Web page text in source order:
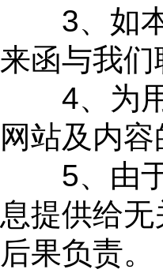
3、如本
来函与我
4、为用
网站及内
5、由于
息提供给
后果负责。